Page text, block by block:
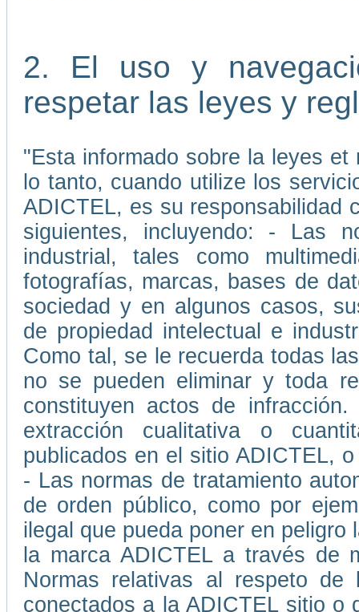
2. El uso y
respetar las leyes y
"Esta informado sobre la leyes
lo tanto, cuando utilize los
ADICTEL, es su responsabilidad
siguientes, incluyendo: - Las
industrial, tales como
fotografías, marcas, bases de
sociedad y en algunos casos,
de propiedad intelectual e
Como tal, se le recuerda todas
no se pueden eliminar y toda
constituyen actos de
extracción cualitativa o
publicados en el sitio ADICTEL,
- Las normas de tratamiento
de orden público, como por
ilegal que pueda poner en
la marca ADICTEL a través de
Normas relativas al respeto
conectados a la ADICTEL sitio o